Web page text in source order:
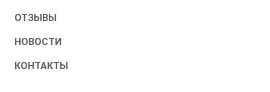
ОТЗЫВЫ
НОВОСТИ
КОНТАКТЫ